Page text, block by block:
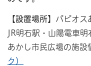
【設置場所】 パピオス
JR明石駅・山陽電車
あかし市民広場の施設
ク）